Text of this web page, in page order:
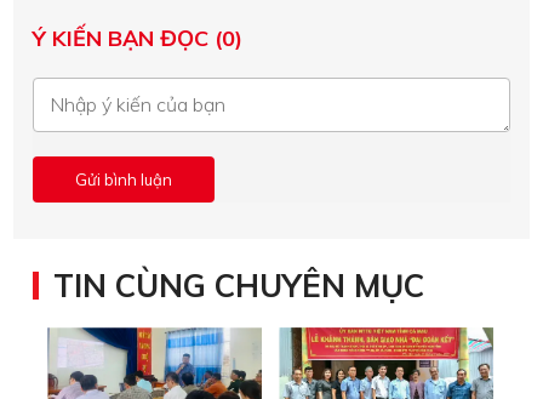
Ý KIẾN BẠN ĐỌC (0)
TIN CÙNG CHUYÊN MỤC